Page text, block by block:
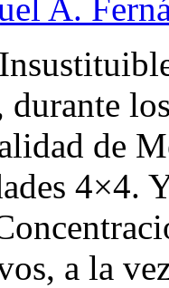
A.
de
4×4.
a la